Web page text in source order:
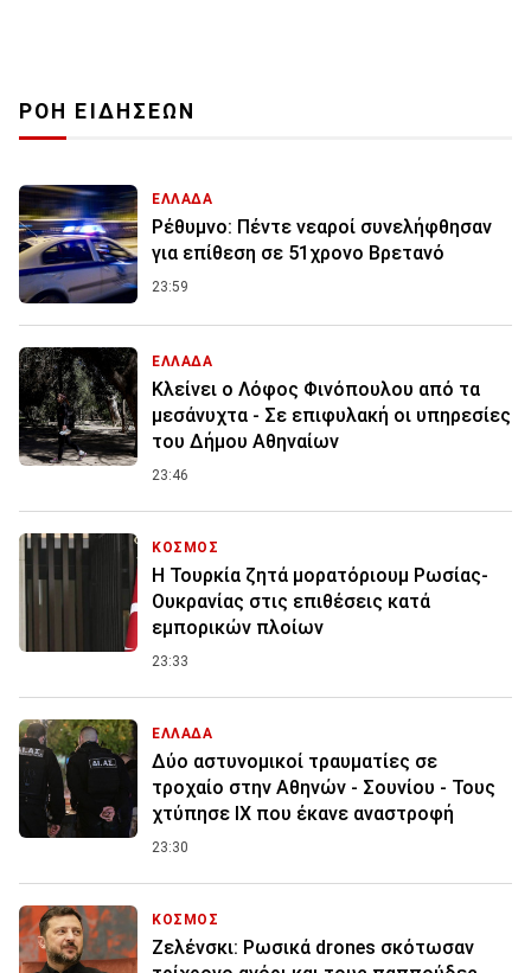
ΡΟΗ ΕΙΔΗΣΕΩΝ
ΕΛΛΑΔΑ
Ρέθυμνο: Πέντε νεαροί συνελήφθησαν
για επίθεση σε 51χρονο Βρετανό
23:59
ΕΛΛΑΔΑ
Κλείνει ο Λόφος Φινόπουλου από τα
μεσάνυχτα - Σε επιφυλακή οι υπηρεσίες
του Δήμου Αθηναίων
23:46
ΚΟΣΜΟΣ
Η Τουρκία ζητά μορατόριουμ Ρωσίας-
Ουκρανίας στις επιθέσεις κατά
εμπορικών πλοίων
23:33
ΕΛΛΑΔΑ
Δύο αστυνομικοί τραυματίες σε
τροχαίο στην Αθηνών - Σουνίου - Τους
χτύπησε ΙΧ που έκανε αναστροφή
23:30
ΚΟΣΜΟΣ
Ζελένσκι: Ρωσικά drones σκότωσαν